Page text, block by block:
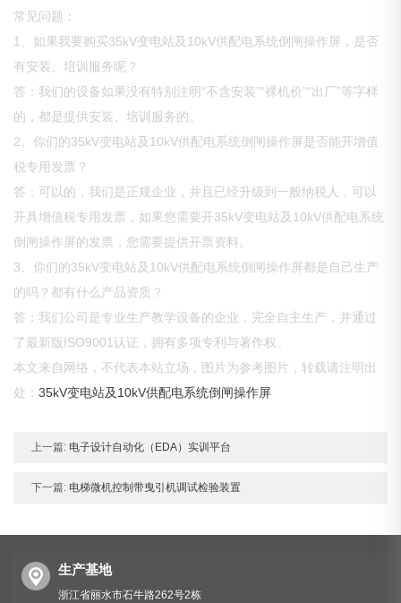
常见问题：
1、如果我要购买35kV变电站及10kV供配电系统倒闸操作屏，是否
有安装、培训服务呢？
答：我们的设备如果没有特别注明“不含安装”“裸机价”“出厂”等字样
的，都是提供安装、培训服务的。
2、你们的35kV变电站及10kV供配电系统倒闸操作屏是否能开增值
税专用发票？
答：可以的，我们是正规企业，并且已经升级到一般纳税人，可以
开具增值税专用发票，如果您需要开35kV变电站及10kV供配电系统
倒闸操作屏的发票，您需要提供开票资料。
3、你们的35kV变电站及10kV供配电系统倒闸操作屏都是自己生产
的吗？都有什么产品资质？
答：我们公司是专业生产教学设备的企业，完全自主生产，并通过
了最新版ISO9001认证，拥有多项专利与著作权。
本文来自网络，不代表本站立场，图片为参考图片，转载请注明出
处：35kV变电站及10kV供配电系统倒闸操作屏
上一篇: 电子设计自动化（EDA）实训平台
下一篇: 电梯微机控制带曳引机调试检验装置
生产基地
浙江省丽水市石牛路262号2栋